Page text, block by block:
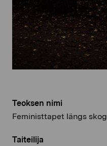
Teoksen nimi
Feministtapet längs
Taiteilija